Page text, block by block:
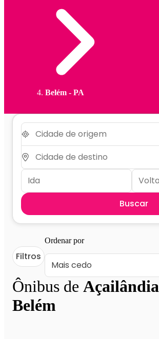
Belém - PA
Buscar
Ônibus de Açailândia
Belém
Filtros
Ordenar por